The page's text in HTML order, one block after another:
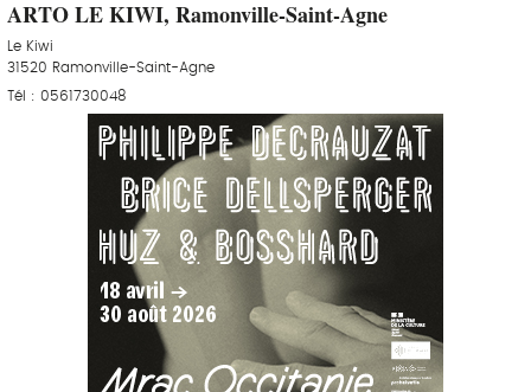
ARTO LE KIWI, Ramonville-Saint-Agne
Le Kiwi
31520 Ramonville-Saint-Agne
Tél : 0561730048